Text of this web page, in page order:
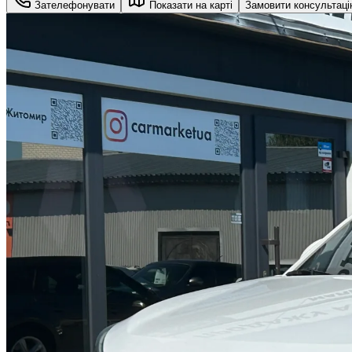
Зателефонувати Показати на карті Замовити